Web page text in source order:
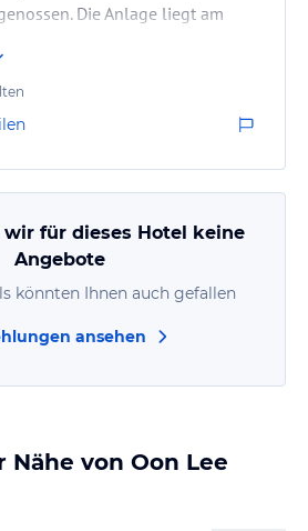
Die Anlage liegt am
wir für dieses Hotel keine
Angebote
könnten Ihnen auch gefallen
ansehen
Nähe von Oon Lee